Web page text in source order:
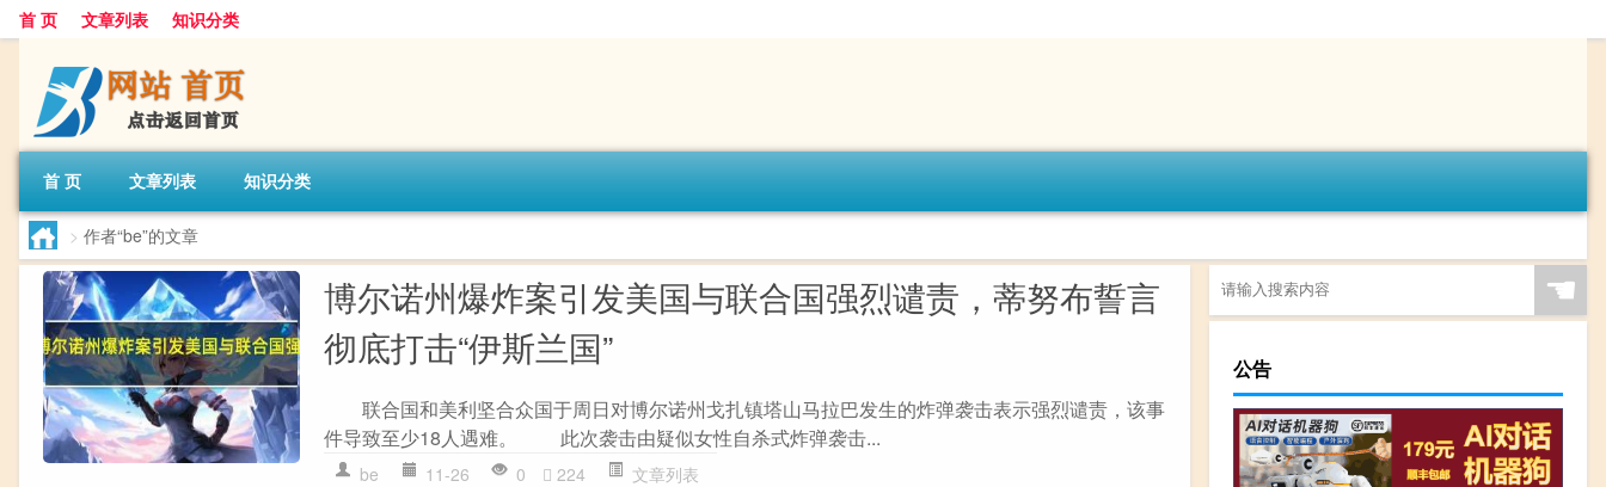
首 页 文章列表 知识分类
首 页 文章列表 知识分类
> 作者“be”的文章
博尔诺州爆炸案引发美国与联合国强烈谴责，蒂努布誓言
彻底打击“伊斯兰国”
联合国和美利坚合众国于周日对博尔诺州戈扎镇塔山马拉巴发生的炸弹袭击表示强烈谴责，该事
件导致至少18人遇难。 此次袭击由疑似女性自杀式炸弹袭击...
be 11-26 0 224 文章列表
☚
公告